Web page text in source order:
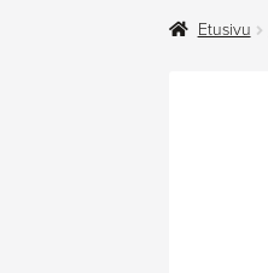
Etusivu